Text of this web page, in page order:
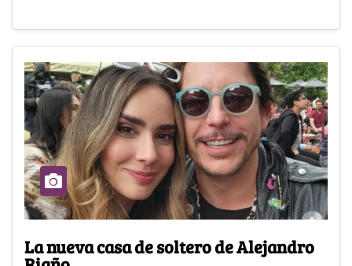
La nueva casa de soltero de Alejandro